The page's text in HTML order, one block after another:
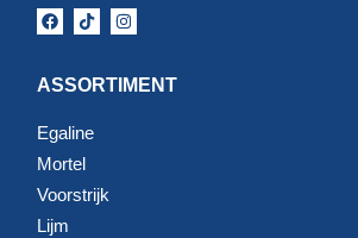
ASSORTIMENT
Egaline
Mortel
Voorstrijk
Lijm